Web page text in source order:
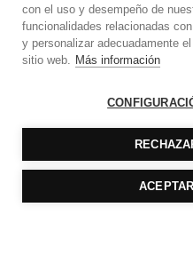
Durán-Sindreu ficha
reforzarsu área de
Expansión
Linklaters ficha en
Boehning y Daniel
con el uso y desempeño de
funcionalidades relacionadas
y personalizar adecuadamente
sitio web. Más información